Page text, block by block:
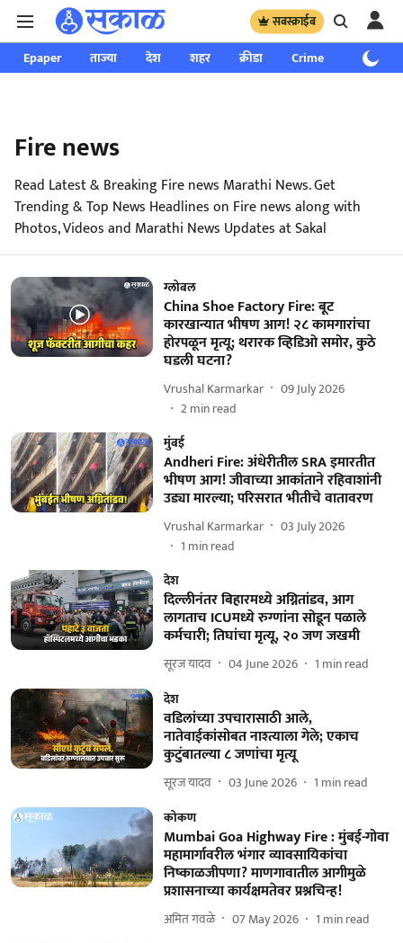
सबस्क्राईब
Epaper ताज्या देश शहर क्रीडा Crime साप्ताहिक
Fire news
Read Latest & Breaking Fire news Marathi News. Get
Trending & Top News Headlines on Fire news along with
Photos, Videos and Marathi News Updates at Sakal
ग्लोबल
China Shoe Factory Fire: बूट
कारखान्यात भीषण आग! २८ कामगारांचा
होरपळून मृत्यू; थरारक व्हिडिओ समोर, कुठे
घडली घटना?
Vrushal Karmarkar
09 July 2026
2min read
मुंबई
Andheri Fire: अंधेरीतील SRA इमारतीत
भीषण आग! जीवाच्या आकांताने रहिवाशांनी
उड्या मारल्या; परिसरात भीतीचे वातावरण
Vrushal Karmarkar
03 July 2026
1 min read
देश
दिल्लीनंतर बिहारमध्ये अग्नितांडव, आग
लागताच ICUमध्ये रुग्णांना सोडून पळाले
कर्मचारी; तिघांचा मृत्यू, २० जण जखमी
सूरज यादव 04 June 2026 1 min read
देश
वडिलांच्या उपचारासाठी आले,
नातेवाईकांसोबत नाश्त्याला गेले; एकाच
कुटुंबातल्या ८ जणांचा मृत्यू
सूरज यादव 03 June 2026 1 min read
कोकण
Mumbai Goa Highway Fire : मुंबई-गोवा
महामार्गावरील भंगार व्यावसायिकांचा
निष्काळजीपणा? माणगावातील आगीमुळे
प्रशासनाच्या कार्यक्षमतेवर प्रश्नचिन्ह!
अमित गवळे 07 May 2026 1 min read